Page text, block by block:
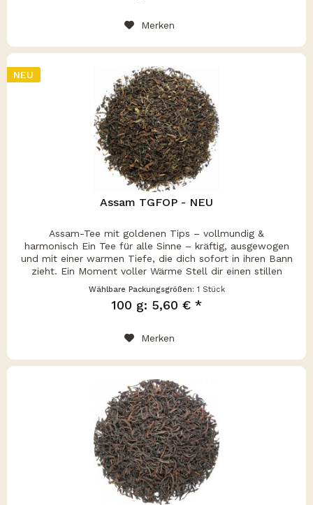
Merken
NEU
Assam TGFOP - NEU
Assam-Tee mit goldenen Tips – vollmundig &
harmonisch Ein Tee für alle Sinne – kräftig, ausgewogen
und mit einer warmen Tiefe, die dich sofort in ihren Bann
zieht. Ein Moment voller Wärme Stell dir einen stillen
Wählbare Packungsgrößen: 1 Stück
100 g: 5,60 € *
Merken